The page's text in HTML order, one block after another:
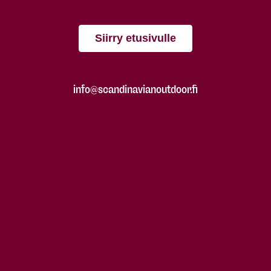
Siirry etusivulle
info@scandinavianoutdoor.fi